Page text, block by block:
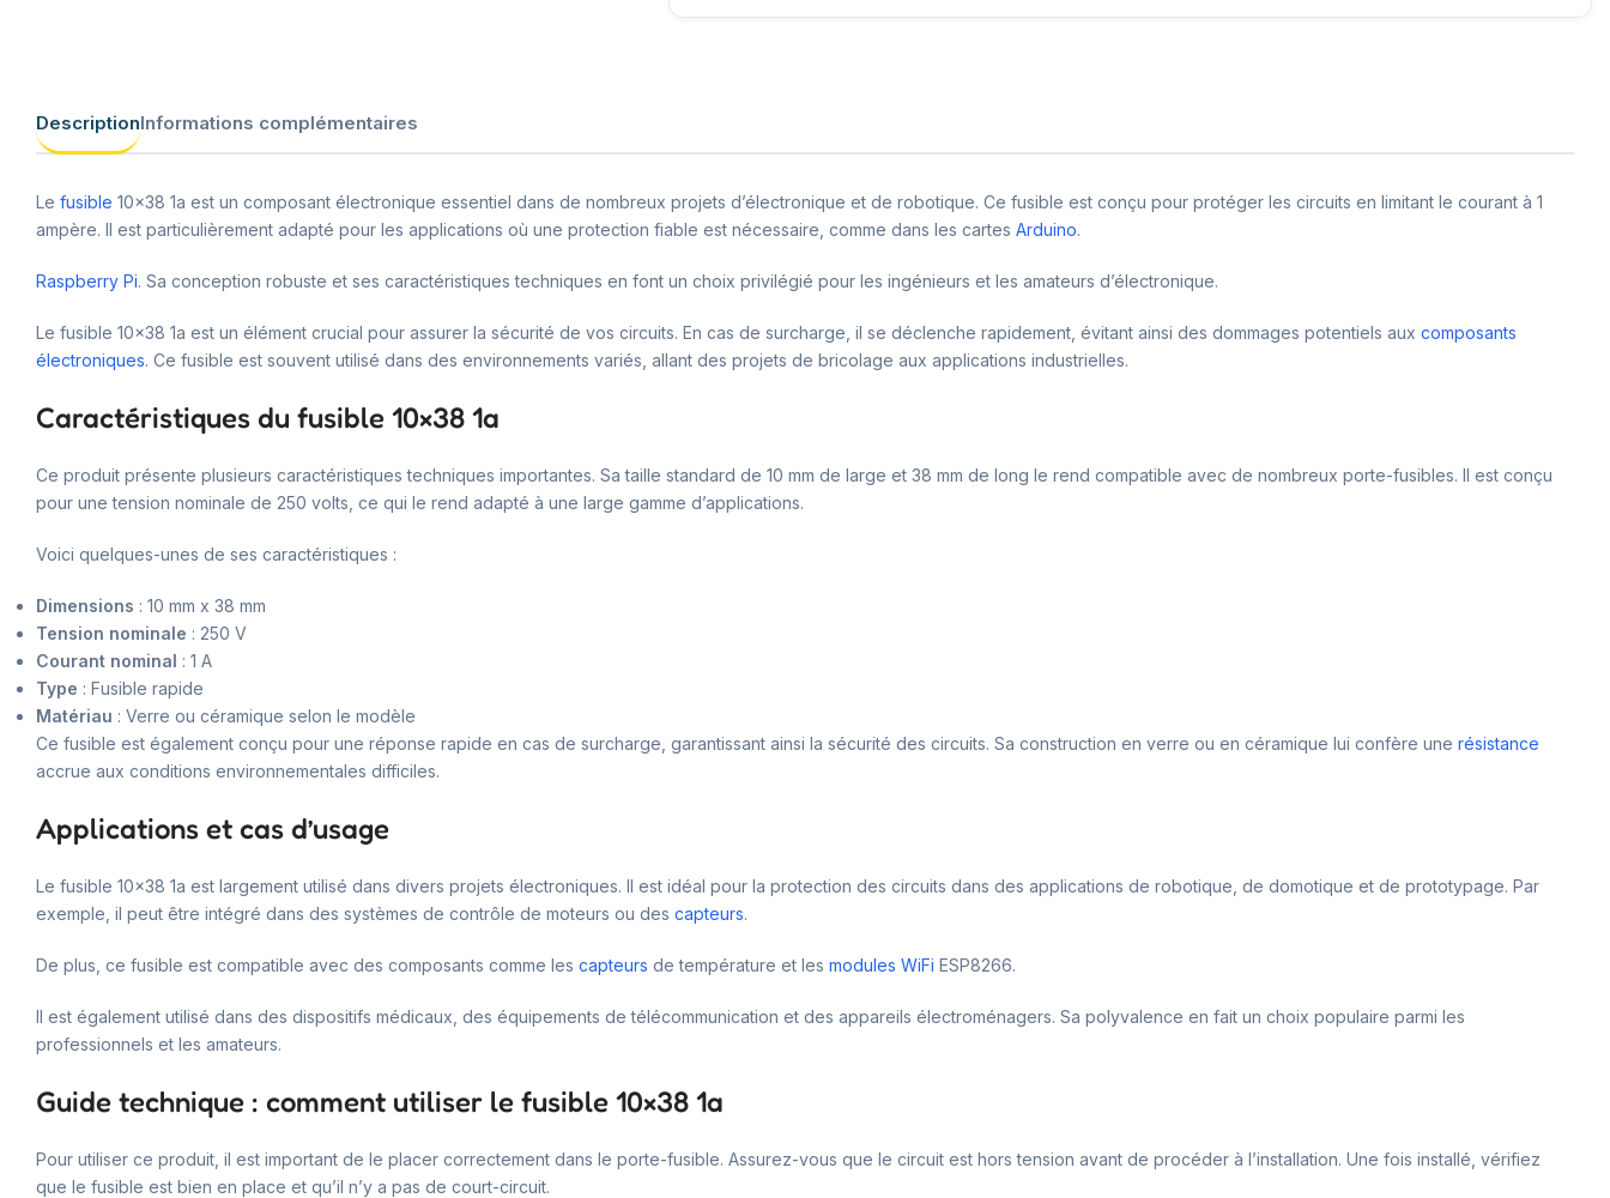
DescriptionInformations complémentaires
Le fusible 10×38 1a est un composant électronique essentiel dans de nombreux projets d’électronique et de robotique. Ce fusible est conçu pour protéger les circuits en limitant le courant à 1
ampère. Il est particulièrement adapté pour les applications où une protection fiable est nécessaire, comme dans les cartes Arduino.
Raspberry Pi. Sa conception robuste et ses caractéristiques techniques en font un choix privilégié pour les ingénieurs et les amateurs d’électronique.
Le fusible 10×38 1a est un élément crucial pour assurer la sécurité de vos circuits. En cas de surcharge, il se déclenche rapidement, évitant ainsi des dommages potentiels aux composants
électroniques. Ce fusible est souvent utilisé dans des environnements variés, allant des projets de bricolage aux applications industrielles.
Caractéristiques du fusible 10×38 1a
Ce produit présente plusieurs caractéristiques techniques importantes. Sa taille standard de 10 mm de large et 38 mm de long le rend compatible avec de nombreux porte-fusibles. Il est conçu
pour une tension nominale de 250 volts, ce qui le rend adapté à une large gamme d’applications.
Voici quelques-unes de ses caractéristiques :
Dimensions : 10 mm x 38 mm
Tension nominale : 250 V
Courant nominal : 1 A
Type : Fusible rapide
Matériau : Verre ou céramique selon le modèle
Ce fusible est également conçu pour une réponse rapide en cas de surcharge, garantissant ainsi la sécurité des circuits. Sa construction en verre ou en céramique lui confère une résistance
accrue aux conditions environnementales difficiles.
Applications et cas d’usage
Le fusible 10×38 1a est largement utilisé dans divers projets électroniques. Il est idéal pour la protection des circuits dans des applications de robotique, de domotique et de prototypage. Par
exemple, il peut être intégré dans des systèmes de contrôle de moteurs ou des capteurs.
De plus, ce fusible est compatible avec des composants comme les capteurs de température et les modules WiFi ESP8266.
Il est également utilisé dans des dispositifs médicaux, des équipements de télécommunication et des appareils électroménagers. Sa polyvalence en fait un choix populaire parmi les
professionnels et les amateurs.
Guide technique : comment utiliser le fusible 10×38 1a
Pour utiliser ce produit, il est important de le placer correctement dans le porte-fusible. Assurez-vous que le circuit est hors tension avant de procéder à l’installation. Une fois installé, vérifiez
que le fusible est bien en place et qu’il n’y a pas de court-circuit.